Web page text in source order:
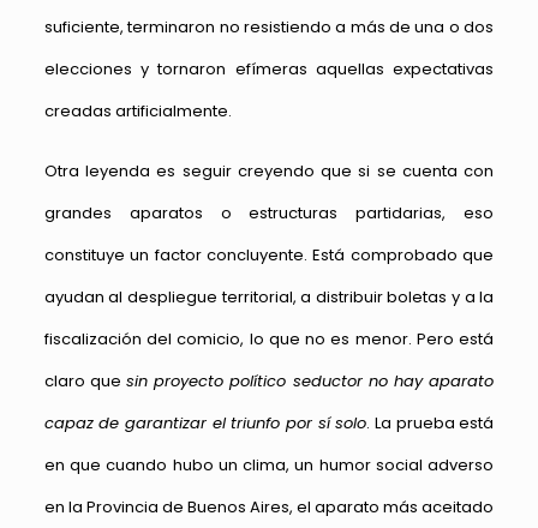
suficiente, terminaron no resistiendo a más de una o dos
elecciones y tornaron efímeras aquellas expectativas
creadas artificialmente.
Otra leyenda es seguir creyendo que si se cuenta con
grandes aparatos o estructuras partidarias, eso
constituye un factor concluyente. Está comprobado que
ayudan al despliegue territorial, a distribuir boletas y a la
fiscalización del comicio, lo que no es menor. Pero está
claro quesin proyecto político seductor no hay aparato
capaz de garantizar el triunfo por sí solo. La prueba está
en que cuando hubo un clima, un humor social adverso
en la Provincia de Buenos Aires, el aparato más aceitado